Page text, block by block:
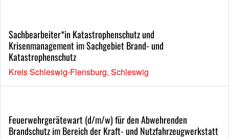
Sachbearbeiter*in Katastrophenschutz und
Krisenmanagement im Sachgebiet Brand- und
Katastrophenschutz
Kreis Schleswig-Flensburg, Schleswig
Feuerwehrgerätewart (d/m/w) für den Abwehrenden
Brandschutz im Bereich der Kraft- und Nutzfahrzeugwerkstatt